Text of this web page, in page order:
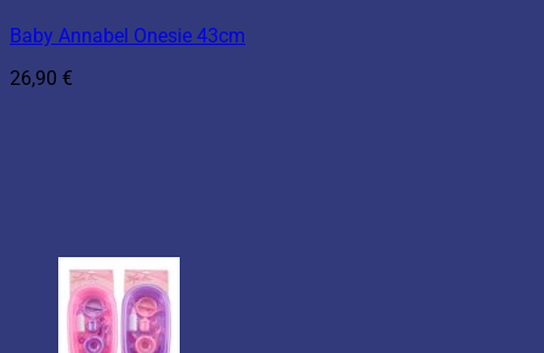
Baby Annabel Onesie 43cm
26,90 €